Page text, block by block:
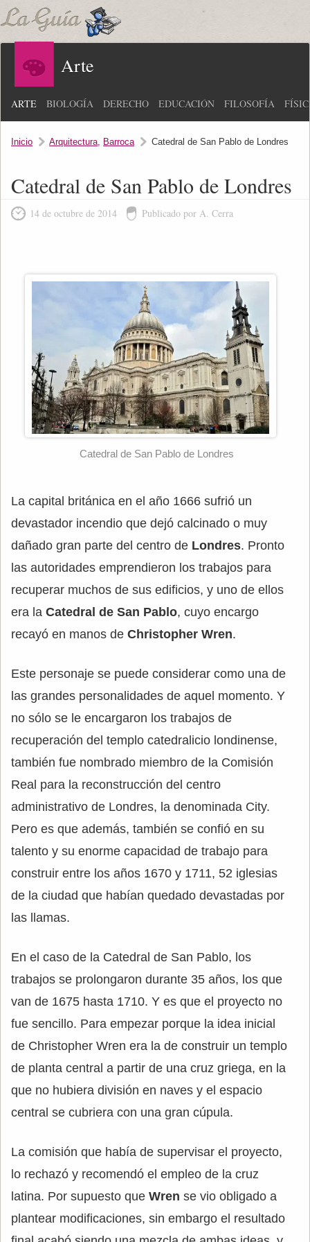
Arte
ARTE BIOLOGÍA DERECHO EDUCACIÓN FILOSOFÍA
Inicio Arquitectura, Barroca Catedral de San Pablo de Londres
Catedral de San Pablo de Londres
14 de octubre de 2014 Publicado por A. Cerra
Catedral de San Pablo de Londres
La capital británica en el año 1666 sufrió un
devastador incendio que dejó calcinado o muy
dañado gran parte del centro de Londres. Pronto
las autoridades emprendieron los trabajos para
recuperar muchos de sus edificios, y uno de ellos
era la Catedral de San Pablo, cuyo encargo
recayó en manos de Christopher Wren.
Este personaje se puede considerar como una de
las grandes personalidades de aquel momento. Y
no sólo se le encargaron los trabajos de
recuperación del templo catedralicio londinense,
también fue nombrado miembro de la Comisión
Real para la reconstrucción del centro
administrativo de Londres, la denominada City.
Pero es que además, también se confió en su
talento y su enorme capacidad de trabajo para
construir entre los años 1670 y 1711, 52 iglesias
de la ciudad que habían quedado devastadas por
las llamas.
En el caso de la Catedral de San Pablo, los
trabajos se prolongaron durante 35 años, los que
van de 1675 hasta 1710. Y es que el proyecto no
fue sencillo. Para empezar porque la idea inicial
de Christopher Wren era la de construir un templo
de planta central a partir de una cruz griega, en la
que no hubiera división en naves y el espacio
central se cubriera con una gran cúpula.
La comisión que había de supervisar el proyecto,
lo rechazó y recomendó el empleo de la cruz
latina. Por supuesto que Wren se vio obligado a
plantear modificaciones, sin embargo el resultado